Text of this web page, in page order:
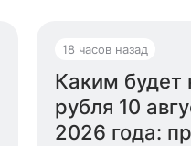
18 часов назад
Каким будет
рубля 10
2026 года: